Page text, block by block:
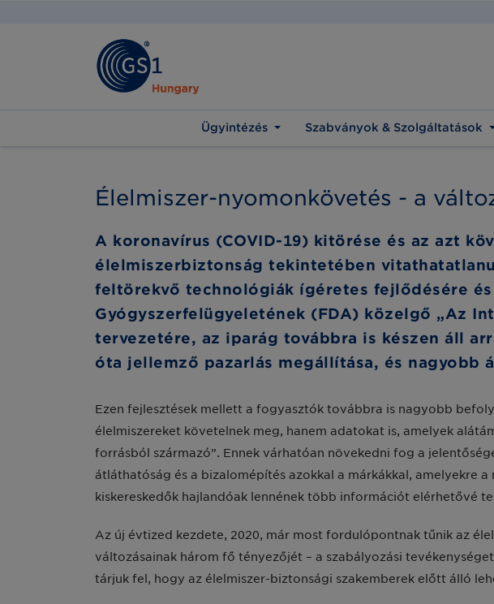
Ügyintézés Szabványok & Szolgáltatások
Élelmiszer-nyomonkövetés - a
A koronavírus (COVID-19) kitörése és az azt
élelmiszerbiztonság tekintetében
feltörekvő technológiák ígéretes fejlődésére
Gyógyszerfelügyeletének (FDA) közelgő „Az
tervezetére, az iparág továbbra is készen áll
óta jellemző pazarlás megállítása, és nagyobb
Ezen fejlesztések mellett a fogyasztók továbbra is nagyobb
élelmiszereket követelnek meg, hanem adatokat is, amelyek
forrásból származó”. Ennek várhatóan növekedni fog a
átláthatóság és a bizalomépítés azokkal a márkákkal, amelyekre
kiskereskedők hajlandóak lennének több információt elérhetővé
Az új évtized kezdete, 2020, már most fordulópontnak tűnik az
változásainak három fő tényezőjét – a szabályozási
tárjuk fel, hogy az élelmiszer-biztonsági szakemberek előtt álló